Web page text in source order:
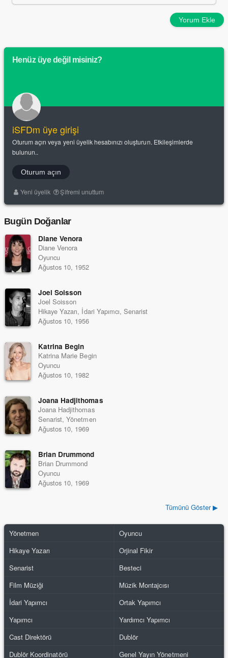
Yorum Ekle
Henüz üye değil misiniz?
iSFDm üye girişi
Oturum açın veya yeni üyelik hesabınızı oluşturun. Etkileşimlerde
bulunun..
Oturum açın
Yeni üyelik Şifremi unuttum
Bugün Doğanlar
Diane Venora
Diane Venora
Oyuncu
Ağustos 10, 1952
Joel Soisson
Joel Soisson
Hikaye Yazarı, İdari Yapımcı, Senarist
Ağustos 10, 1956
Katrina Begin
Katrina Marie Begin
Oyuncu
Ağustos 10, 1982
Joana Hadjithomas
Joana Hadjithomas
Senarist, Yönetmen
Ağustos 10, 1969
Brian Drummond
Brian Drummond
Oyuncu
Ağustos 10, 1969
Tümünü Göster ▶
Yönetmen
Oyuncu
Hikaye Yazarı
Orjinal Fikir
Senarist
Besteci
Film Müziği
Müzik Montajcısı
İdari Yapımcı
Ortak Yapımcı
Yapımcı
Yardımcı Yapımcı
Cast Direktörü
Dublör
Dublör Koordinatörü
Genel Yayın Yönetmeni